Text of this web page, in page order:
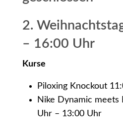
2.
– 16:00 Uhr
Kurse
Piloxing Knockout
Nike Dynamic
Uhr – 13:00 Uhr